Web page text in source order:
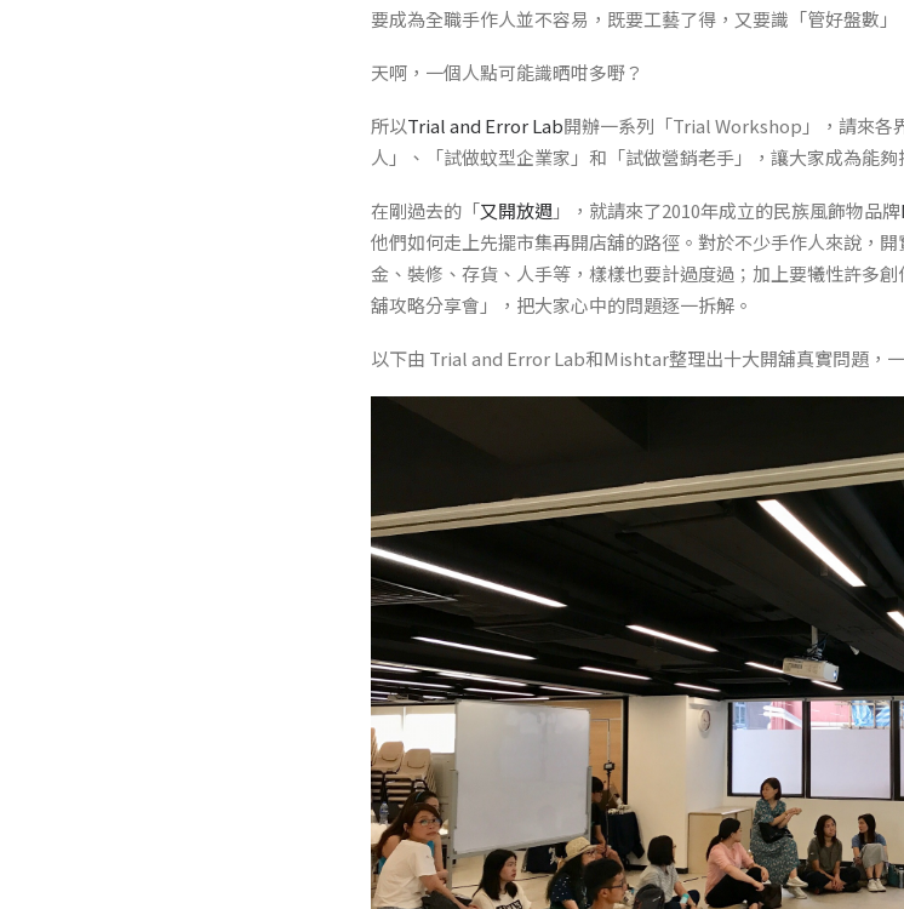
要成為全職手作人並不容易，既要工藝了得，又要識「管好盤數
天啊，一個人點可能識晒咁多嘢？
所以Trial and Error Lab開辦一系列「Trial Workshop」，請來各
人」、「試做蚊型企業家」和「試做營銷老手」，讓大家成為能夠
在剛過去的「又開放週 」，就請來了2010年成立的民族風飾物品牌
他們如何走上先擺市集再開店舖的路徑。對於不少手作人來說，
金、裝修、存貨、人手等，樣樣也要計過度過；加上要犧性許多
舖攻略分享會」，把大家心中的問題逐一拆解。
以下由 Trial and Error Lab和Mishtar整理出十大開舖真實問題，一